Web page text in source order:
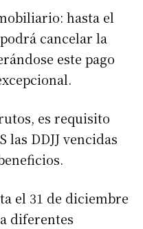
hasta el
cancelar la
este pago
es requisito
las DDJJ vencidas
el 31 de diciembre
diferentes